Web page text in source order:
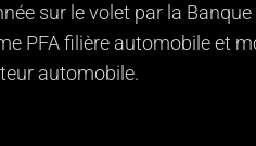
sur le volet par la
PFA filière automobile et
automobile.